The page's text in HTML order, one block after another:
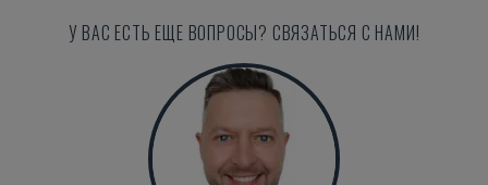
У ВАС ЕСТЬ ЕЩЕ ВОПРОСЫ? СВЯЗАТЬСЯ С НАМИ!